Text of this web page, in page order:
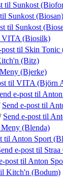
til Sunkost
til Sunkost (Biosan)
til Sunkost
VITA (Biosilk)
post til Skin Tonic
(Bitz)
(Bjerke)
til VITA (Björn
e-post til
Send e-post til
Send e-post til
(Blenda)
til Anton Sport
e-post til
post til Anton
Kitch'n (Bodum)